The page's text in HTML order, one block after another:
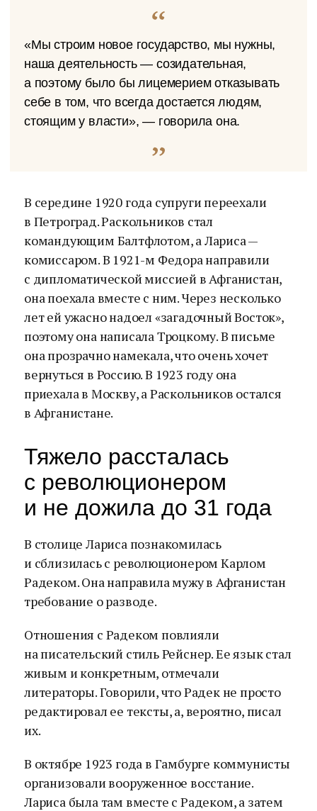
«Мы строим новое государство, мы нужны,
наша деятельность — созидательная,
а поэтому было бы лицемерием отказывать
себе в том, что всегда достается людям,
стоящим у власти», — говорила она.
В середине 1920 года супруги переехали
в Петроград. Раскольников стал
командующим Балтфлотом, а Лариса —
комиссаром. В 1921-м Федора направили
с дипломатической миссией в Афганистан,
она поехала вместе с ним. Через несколько
лет ей ужасно надоел «загадочный Восток»,
поэтому она написала Троцкому. В письме
она прозрачно намекала, что очень хочет
вернуться в Россию. В 1923 году она
приехала в Москву, а Раскольников остался
в Афганистане.
Тяжело рассталась
с революционером
и не дожила до 31 года
В столице Лариса познакомилась
и сблизилась с революционером Карлом
Радеком. Она направила мужу в Афганистан
требование о разводе.
Отношения с Радеком повлияли
на писательский стиль Рейснер. Ее язык стал
живым и конкретным, отмечали
литераторы. Говорили, что Радек не просто
редактировал ее тексты, а, вероятно, писал
их.
В октябре 1923 года в Гамбурге коммунисты
организовали вооруженное восстание.
Лариса была там вместе с Радеком, а затем